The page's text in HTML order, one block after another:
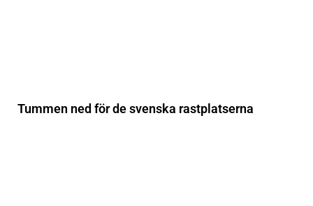
Tummen ned för de svenska rastplatserna